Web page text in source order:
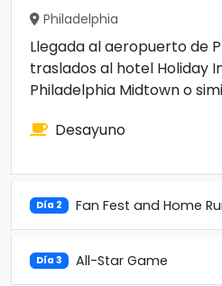
Philadelphia
Llegada al aeropuerto de
traslados al hotel Holiday
Philadelphia Midtown o
Desayuno
Día 2 Fan Fest and Home
Día 3 All-Star Game